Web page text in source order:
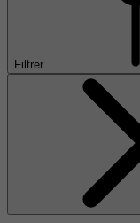
Filtrer